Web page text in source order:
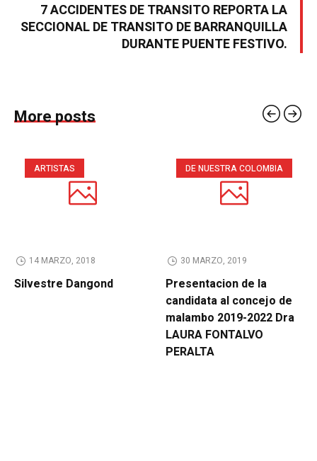
7 ACCIDENTES DE TRANSITO REPORTA LA
SECCIONAL DE TRANSITO DE BARRANQUILLA
DURANTE PUENTE FESTIVO.
More posts
ARTISTAS
14 MARZO, 2018
Silvestre Dangond
DE NUESTRA COLOMBIA
30 MARZO, 2019
Presentacion de la
candidata al concejo de
malambo 2019-2022 Dra
LAURA FONTALVO
PERALTA